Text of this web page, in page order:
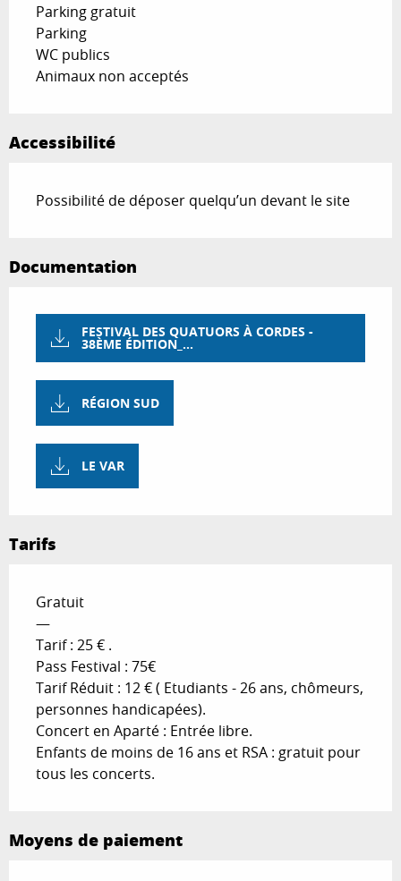
Parking gratuit
Parking
WC publics
Animaux non acceptés
Accessibilité
Possibilité de déposer quelqu’un devant le site
Documentation
FESTIVAL DES QUATUORS À CORDES -
38ÈME ÉDITION_...
RÉGION SUD
LE VAR
Tarifs
Gratuit
—
Tarif : 25 € .
Pass Festival : 75€
Tarif Réduit : 12 € ( Etudiants - 26 ans, chômeurs,
personnes handicapées).
Concert en Aparté : Entrée libre.
Enfants de moins de 16 ans et RSA : gratuit pour
tous les concerts.
Moyens de paiement